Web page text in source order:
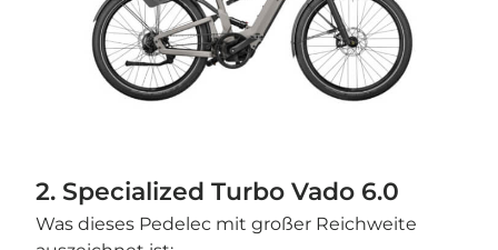
2. Specialized Turbo Vado 6.0
Was dieses Pedelec mit großer Reichweite